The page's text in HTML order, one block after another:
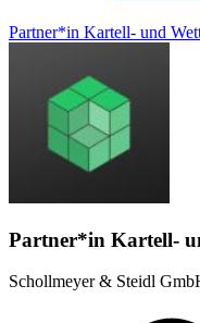
Partner*in Kartell- und
Partner*in Kartell-
Schollmeyer & Steidl